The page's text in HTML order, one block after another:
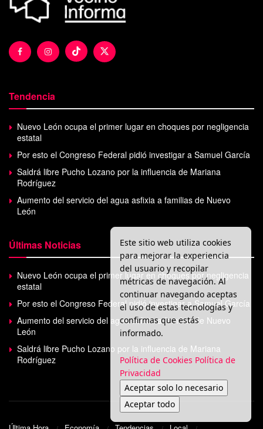
Tendencia
Nuevo León ocupa el primer lugar en choques por negligencia
estatal
Por esto el Congreso Federal pidió investigar a Samuel García
Saldrá libre Pucho Lozano por la influencia de Mariana
Rodríguez
Aumento del servicio del agua asfixia a familias de Nuevo
León
Últimas Noticias
Nuevo León ocupa el primer lugar en choques por negligencia
estatal
Por esto el Congreso Federal pidió investigar a Samuel García
Aumento del servicio del agua asfixia a familias de Nuevo
León
Saldrá libre Pucho Lozano por la influencia de Mariana
Rodríguez
Este sitio web utiliza cookies
para mejorar la experiencia
del usuario y recopilar
métricas de navegación. Al
continuar navegando aceptas
el uso de estas tecnologías y
confirmas que estás
informado.
Política de Cookies Política de
Privacidad
Aceptar solo lo necesario
Aceptar todo